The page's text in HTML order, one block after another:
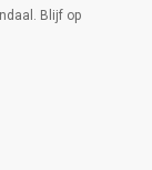
Blijf op